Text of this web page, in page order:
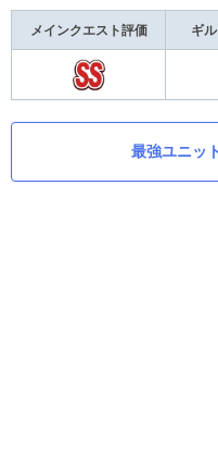
メインクエスト評価 ギ
最強ユニッ